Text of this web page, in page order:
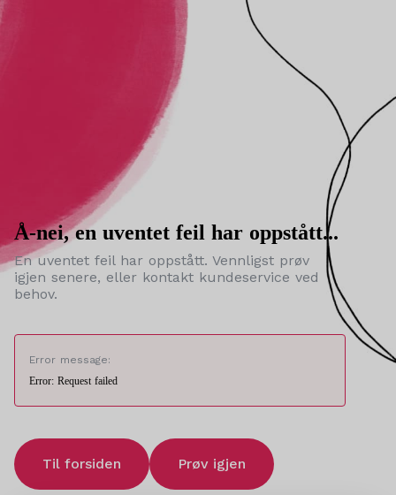
Å-nei, en uventet feil har oppstått...
En uventet feil har oppstått. Vennligst prøv
igjen senere, eller kontakt kundeservice ved
behov.
Error message:
Error: Request failed
Til forsiden Prøv igjen